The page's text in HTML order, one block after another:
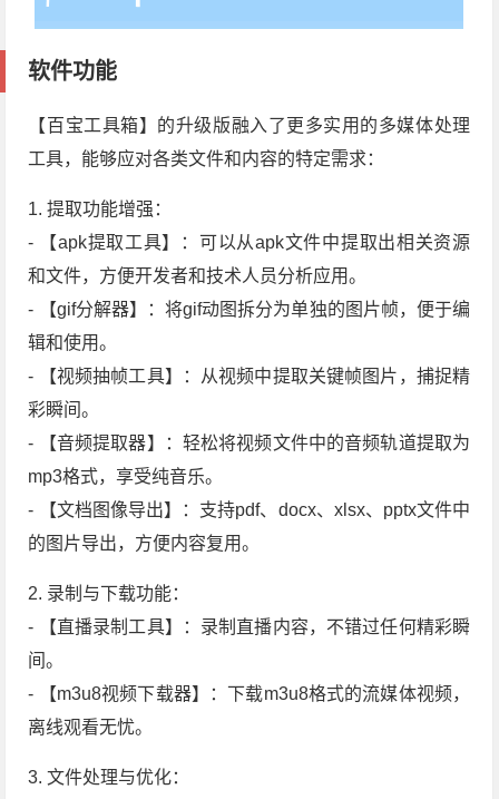
软件功能
【百宝工具箱】的升级版融入了更多实用的多媒体处理
工具，能够应对各类文件和内容的特定需求：
1. 提取功能增强：
- 【apk提取工具】：可以从apk文件中提取出相关资源
和文件，方便开发者和技术人员分析应用。
- 【gif分解器】：将gif动图拆分为单独的图片帧，便于编
辑和使用。
- 【视频抽帧工具】：从视频中提取关键帧图片，捕捉精
彩瞬间。
- 【音频提取器】：轻松将视频文件中的音频轨道提取为
mp3格式，享受纯音乐。
- 【文档图像导出】：支持pdf、docx、xlsx、pptx文件中
的图片导出，方便内容复用。
2. 录制与下载功能：
- 【直播录制工具】：录制直播内容，不错过任何精彩瞬
间。
- 【m3u8视频下载器】：下载m3u8格式的流媒体视频，
离线观看无忧。
3. 文件处理与优化：